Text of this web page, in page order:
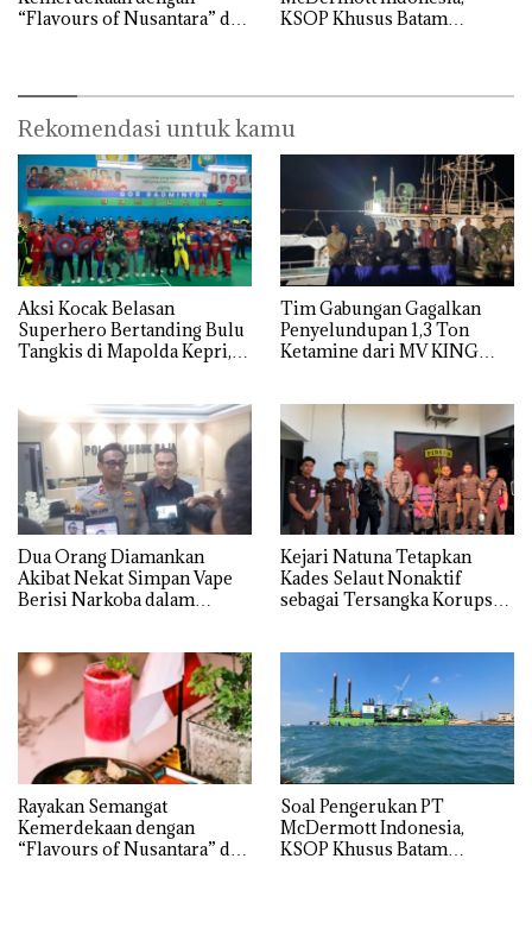
“Flavours of Nusantara” di
KSOP Khusus Batam
Rekomendasi untuk kamu
Aksi Kocak Belasan
Superhero Bertanding Bulu
Tangkis di Mapolda Kepri,
Tim Gabungan Gagalkan
Penyelundupan 1,3 Ton
Ketamine dari MV KING
Dua Orang Diamankan
Akibat Nekat Simpan Vape
Berisi Narkoba dalam
Kejari Natuna Tetapkan
Kades Selaut Nonaktif
sebagai Tersangka Korupsi
Rayakan Semangat
Kemerdekaan dengan
“Flavours of Nusantara” di
‎Soal Pengerukan PT
McDermott Indonesia,
KSOP Khusus Batam